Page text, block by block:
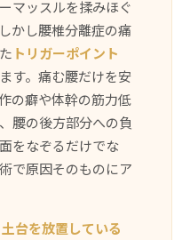
マッスルを揉みほぐ
かし腰椎分離症の痛
トリガーポイント
す。痛む腰だけを安
の癖や体幹の筋力低
腰の後方部分への負
をなぞるだけでな
で原因そのものにア
台を放置している